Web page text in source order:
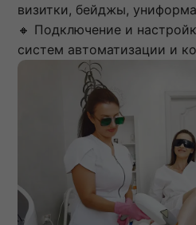
визитки, бейджы, униформа
🔸 Подключение и
систем автоматизации и